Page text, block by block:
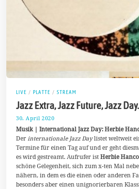
LIVE / PLATTE / STREAM
Jazz Extra, Jazz Future, Jazz
30. April 2020
.
M
a
i
0
2
0
Musik | International Jazz Day: Herbie
Der internationale Jazz Daylistet weltweit
Termine für einen Tag auf und er geht
es wird gestreamt. Aufrufer istHerbie
schöne Gelegenheit, sich zum x-ten Mal
nähern, in dem es die einen oder anderen
besonders aber einen unignorierbaren